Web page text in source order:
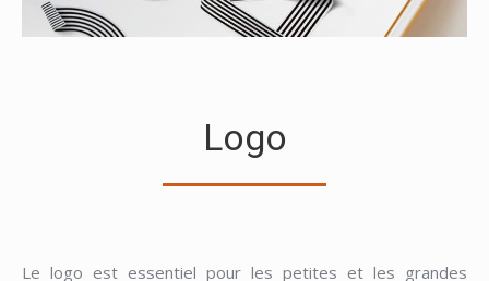
Logo
Le logo est essentiel pour les petites et les grandes